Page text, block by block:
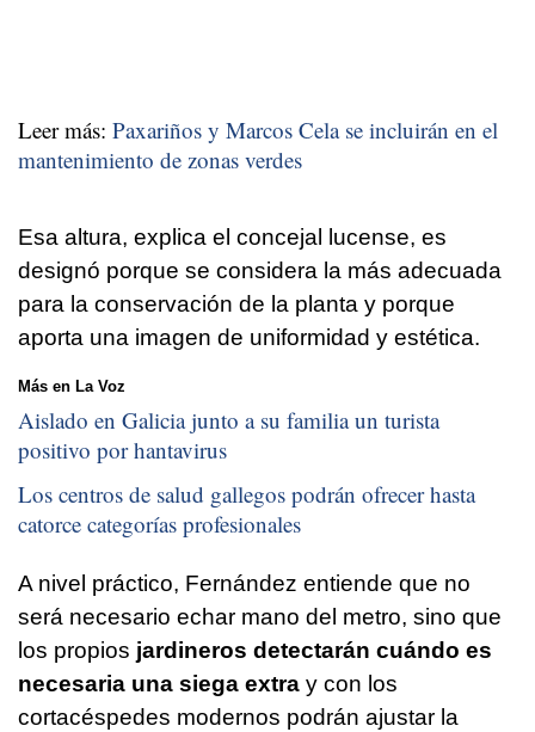
Leer más: Paxariños y Marcos Cela se incluirán en el
mantenimiento de zonas verdes
Esa altura, explica el concejal lucense, es
designó porque se considera la más adecuada
para la conservación de la planta y porque
aporta una imagen de uniformidad y estética.
Más en La Voz
Aislado en Galicia junto a su familia un turista
positivo por hantavirus
Los centros de salud gallegos podrán ofrecer hasta
catorce categorías profesionales
A nivel práctico, Fernández entiende que no
será necesario echar mano del metro, sino que
los propios jardineros detectarán cuándo es
necesaria una siega extra y con los
cortacéspedes modernos podrán ajustar la